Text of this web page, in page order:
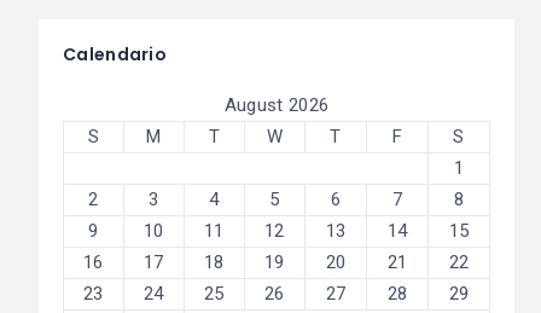
Calendario
August 2026
S
M T W T F
S
1
2
3 4 5 6 7
8
9
10 11 12 13 14
15
16
17 18 19 20 21
22
23
24 25 26 27 28
29